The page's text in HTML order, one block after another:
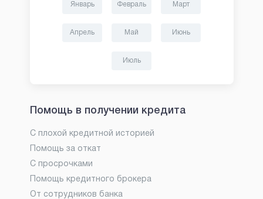
Январь Февраль Март
Апрель Май Июнь
Июль
Помощь в получении кредита
С плохой кредитной историей
Помощь за откат
С просрочками
Помощь кредитного брокера
От сотрудников банка